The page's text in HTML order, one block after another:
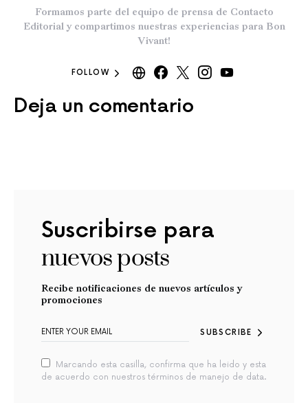
Formamos parte del equipo de prensa de Contacto
Editorial y compartimos nuestras experiencias para Bon
Vivant!
FOLLOW
Deja un comentario
Suscribirse para
nuevos posts
Recibe notificaciones de nuevos artículos y
promociones
SUBSCRIBE
Marcando esta casilla, confirma que ha leido y esta
de acuerdo con nuestros términos de manejo de data.